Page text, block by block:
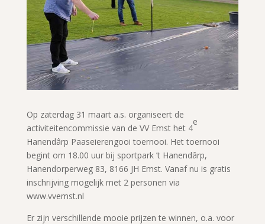
Op zaterdag 31 maart a.s. organiseert de
activiteitencommissie van de VV Emst het 4
e
Hanendârp Paaseierengooi toernooi. Het toernooi
begint om 18.00 uur bij sportpark ’t Hanendârp,
Hanendorperweg 83, 8166 JH Emst. Vanaf nu is gratis
inschrijving mogelijk met 2 personen via
www.vvemst.nl
Er zijn verschillende mooie prijzen te winnen, o.a. voor